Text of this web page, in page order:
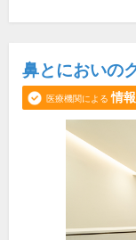
鼻とにおいの
医療機関による 情